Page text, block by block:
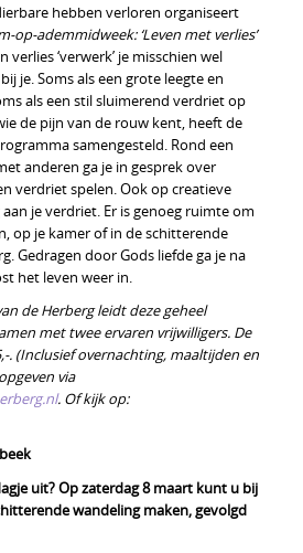
hebben verloren organiseert
op-ademmidweek: ‘Leven met verlies’
verlies ‘verwerk’ je misschien wel
je. Soms als een grote leegte en
als een stil sluimerend verdriet op
de pijn van de rouw kent, heeft de
samengesteld. Rond een
anderen ga je in gesprek over
verdriet spelen. Ook op creatieve
je verdriet. Er is genoeg ruimte om
op je kamer of in de schitterende
Gedragen door Gods liefde ga je na
het leven weer in.
de Herberg leidt deze geheel
met twee ervaren vrijwilligers. De
. (Inclusief overnachting, maaltijden en
via
. Of kijk op:
uit? Op zaterdag 8 maart kunt u bij
wandeling maken, gevolgd